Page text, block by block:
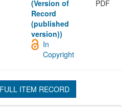
(Version of
Record
(published
version))
PDF
In
Copyright
ITEM RECORD